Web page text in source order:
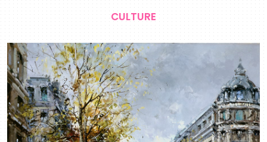
CULTURE